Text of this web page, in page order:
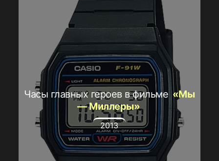
Часы главных героев в фильме «Мы
— Миллеры»
2013